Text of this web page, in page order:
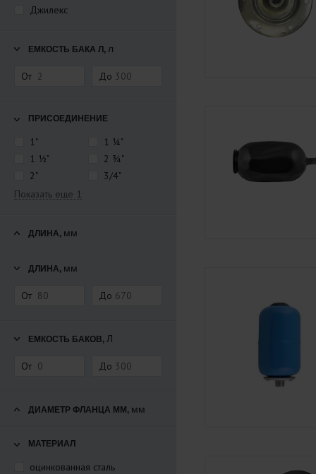
Джилекс
ЕМКОСТЬ БАКА Л, л
От До
ПРИСОЕДИНЕНИЕ
1"
1 ¼"
1 ½"
2 ¾"
2"
3/4"
Показать еще 1
ДЛИНА, мм
ДЛИНА, мм
От До
ЕМКОСТЬ БАКОВ, Л
От До
ДИАМЕТР ФЛАНЦА ММ, мм
МАТЕРИАЛ
оцинкованная сталь